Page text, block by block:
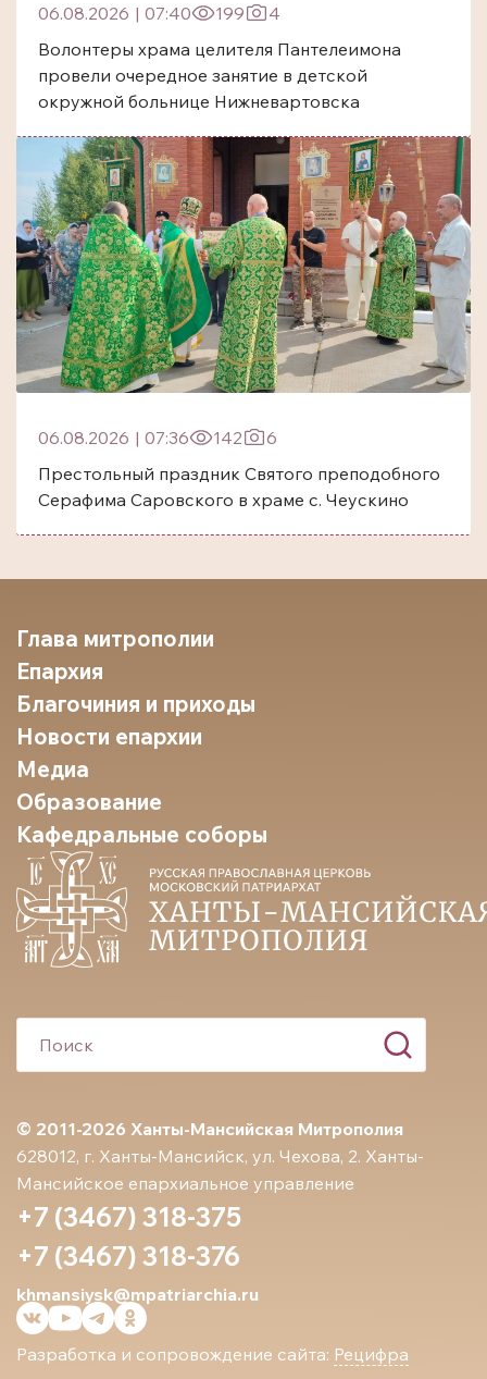
06.08.2026 | 07:40 199
4
Волонтеры храма целителя Пантелеимона
провели очередное занятие в детской
окружной больнице Нижневартовска
06.08.2026 | 07:36 142
6
Престольный праздник Святого преподобного
Серафима Саровского в храме с. Чеускино
© 2011-2026 Ханты-Мансийская Митрополия
628012, г. Ханты-Мансийск, ул. Чехова, 2. Ханты-
Мансийское епархиальное управление
+7 (3467) 318-375
+7 (3467) 318-376
khmansiysk@mpatriarchia.ru
Разработка и сопровождение сайта: Рецифра
Глава митрополии
Епархия
Благочиния и приходы
Новости епархии
Медиа
Образование
Кафедральные соборы